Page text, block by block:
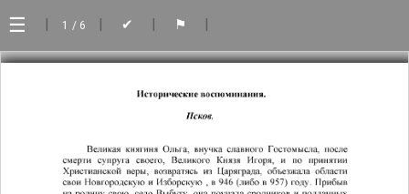
☰ | 1 / 6 | ✔ | ⚑ |